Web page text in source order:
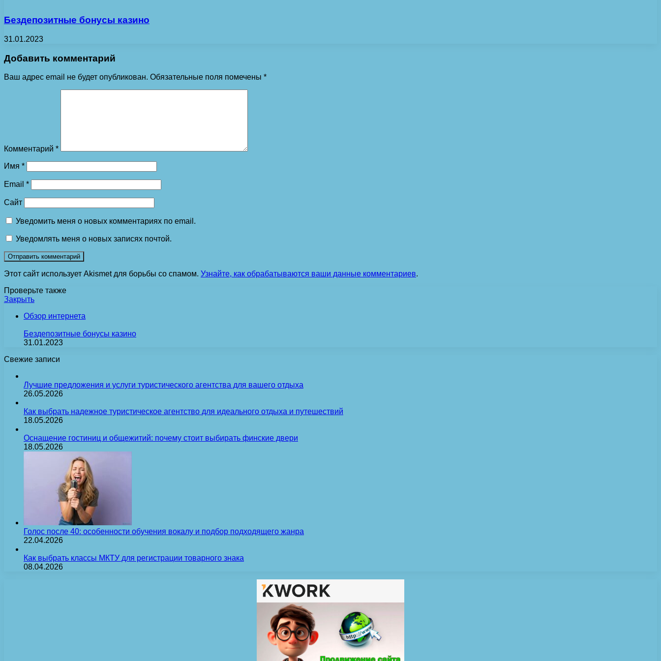
Бездепозитные бонусы казино
31.01.2023
Добавить комментарий
Ваш адрес email не будет опубликован. Обязательные поля помечены *
Комментарий *
Имя *
Email *
Сайт
Уведомить меня о новых комментариях по email.
Уведомлять меня о новых записях почтой.
Этот сайт использует Akismet для борьбы со спамом. Узнайте, как обрабатываются ваши данные комментариев.
Проверьте также
Закрыть
Обзор интернета
Бездепозитные бонусы казино
31.01.2023
Свежие записи
Лучшие предложения и услуги туристического агентства для вашего отдыха
26.05.2026
Как выбрать надежное туристическое агентство для идеального отдыха и путешествий
18.05.2026
Оснащение гостиниц и общежитий: почему стоит выбирать финские двери
18.05.2026
Голос после 40: особенности обучения вокалу и подбор подходящего жанра
22.04.2026
Как выбрать классы МКТУ для регистрации товарного знака
08.04.2026